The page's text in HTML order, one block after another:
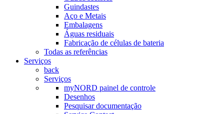
Guindastes
Aço e Metais
Embalagens
Águas residuais
Fabricação de células de bateria
Todas as referências
Serviços
back
Serviços
myNORD painel de controle
Desenhos
Pesquisar documentação